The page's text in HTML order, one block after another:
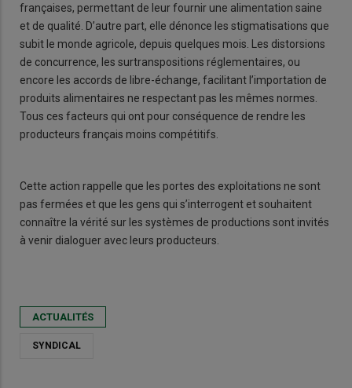
françaises, permettant de leur fournir une alimentation saine
et de qualité. D’autre part, elle dénonce les stigmatisations que
subit le monde agricole, depuis quelques mois. Les distorsions
de concurrence, les surtranspositions réglementaires, ou
encore les accords de libre-échange, facilitant l’importation de
produits alimentaires ne respectant pas les mêmes normes.
Tous ces facteurs qui ont pour conséquence de rendre les
producteurs français moins compétitifs.
Cette action rappelle que les portes des exploitations ne sont
pas fermées et que les gens qui s’interrogent et souhaitent
connaître la vérité sur les systèmes de productions sont invités
à venir dialoguer avec leurs producteurs.
ACTUALITÉS
SYNDICAL